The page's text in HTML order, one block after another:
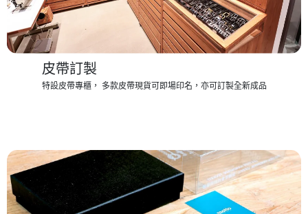
皮帶訂製
特設皮帶專櫃， 多款皮帶現貨可即場印名，亦可訂製全新成品